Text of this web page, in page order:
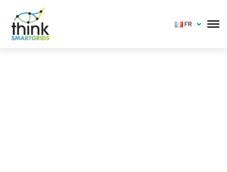
FR
Vous devez vous identifier pour voir cet événement